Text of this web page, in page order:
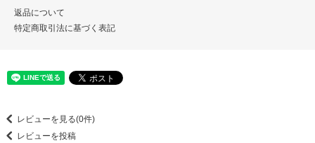
返品について
特定商取引法に基づく表記
レビューを見る(0件)
レビューを投稿